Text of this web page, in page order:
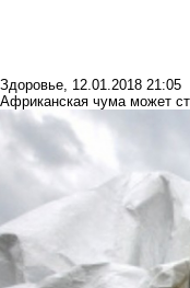
Здоровье, 12.01.2018 21:05
Африканская чума может